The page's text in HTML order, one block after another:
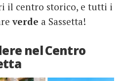
il centro storico, e tutti i
verde a Sassetta!
nel Centro